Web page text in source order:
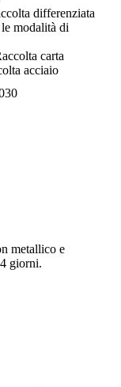
differenziata
modalità di
carta
acciaio
metallico e
giorni.